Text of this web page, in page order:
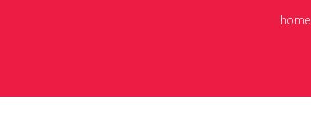
home